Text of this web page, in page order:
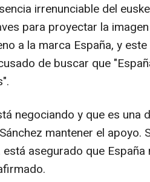
irrenunciable del
para proyectar la
a la marca España, y
de buscar que
negociando y que es una
mantener el apoyo.
asegurado que España